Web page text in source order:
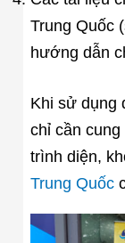
Trung Quốc
hướng dẫn
Khi sử dụng
chỉ cần
trình diện,
Trung Quốc